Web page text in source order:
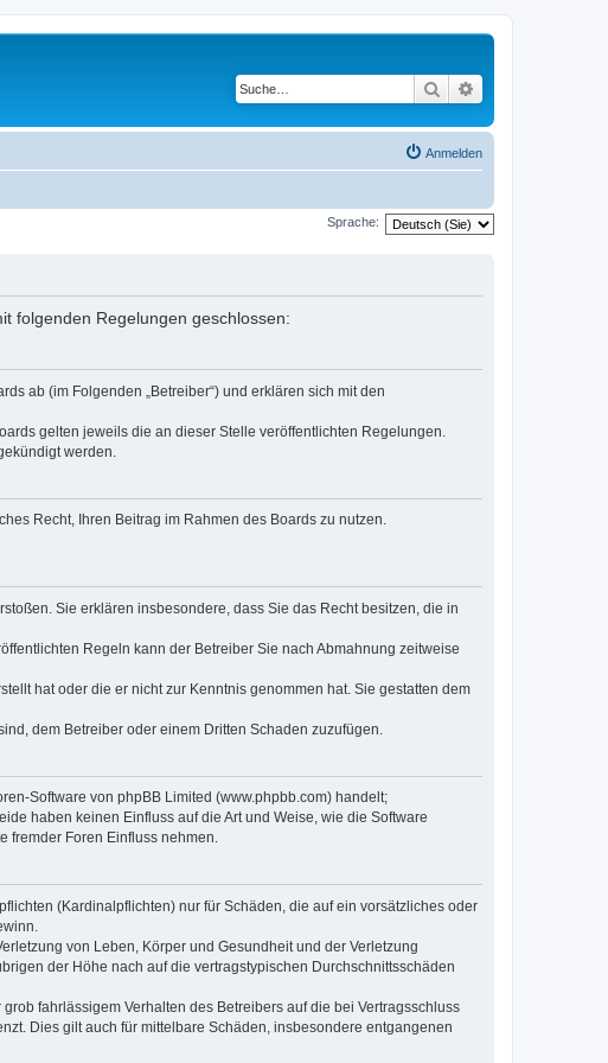
Suche
Anmelden
Sprache:
folgenden Regelungen geschlossen:
ab (im Folgenden „Betreiber“) und erklären sich mit den
gelten jeweils die an dieser Stelle veröffentlichten Regelungen.
werden.
Recht, Ihren Beitrag im Rahmen des Boards zu nutzen.
Sie erklären insbesondere, dass Sie das Recht besitzen, die in
Regeln kann der Betreiber Sie nach Abmahnung zeitweise
hat oder die er nicht zur Kenntnis genommen hat. Sie gestatten dem
dem Betreiber oder einem Dritten Schaden zuzufügen.
Software von phpBB Limited (www.phpbb.com) handelt;
haben keinen Einfluss auf die Art und Weise, wie die Software
fremder Foren Einfluss nehmen.
(Kardinalpflichten) nur für Schäden, die auf ein vorsätzliches oder
von Leben, Körper und Gesundheit und der Verletzung
der Höhe nach auf die vertragstypischen Durchschnittsschäden
fahrlässigem Verhalten des Betreibers auf die bei Vertragsschluss
Dies gilt auch für mittelbare Schäden, insbesondere entgangenen